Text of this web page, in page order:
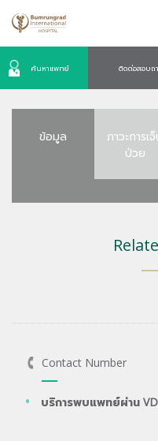
ค้นหาแพทย์ ติดต่อสอบถ
ข้อมูล
ภาวะการเ
ป่วย
Contact Number
บริการพบแพทย์ผ่าน